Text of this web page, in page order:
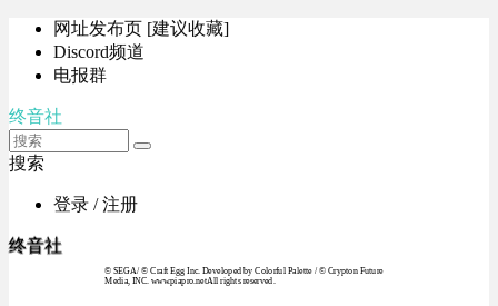
网址发布页 [建议收藏]
Discord频道
电报群
终音社
搜索
登录 / 注册
终音社
© SEGA / © Craft Egg Inc. Developed by Colorful Palette / © Crypton Future
Media, INC. www.piapro.netAll rights reserved.